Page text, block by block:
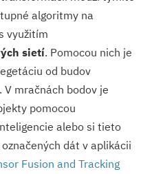
algoritmy na
využitím
sietí. Pomocou nich je
od budov
mračnách bodov je
pomocou
alebo si tieto
dát v aplikácii
Fusion and Tracking